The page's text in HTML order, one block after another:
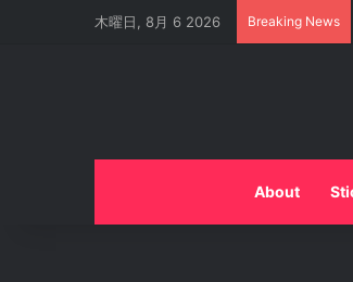
木曜日, 8月 6 2026 Breaking News
About